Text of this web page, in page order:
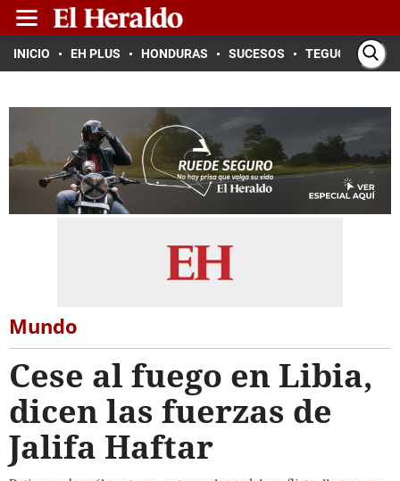
INICIO EH PLUS HONDURAS SUCESOS TEGUCIGALPA
Mundo
Cese al fuego en Libia,
dicen las fuerzas de
Jalifa Haftar